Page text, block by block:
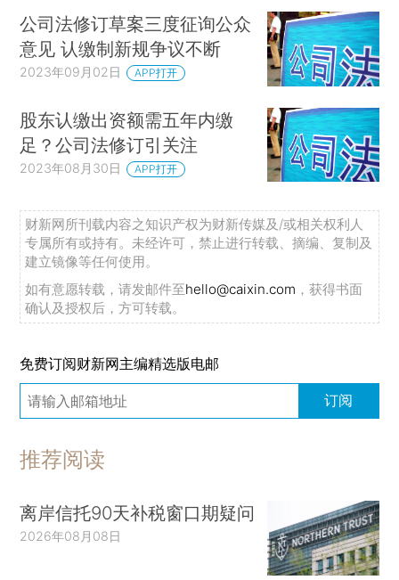
公司法修订草案三度征询公众
意见 认缴制新规争议不断
2023年09月02日 APP打开
股东认缴出资额需五年内缴
足？公司法修订引关注
2023年08月30日 APP打开
财新网所刊载内容之知识产权为财新传媒及/或相关权利人
专属所有或持有。未经许可，禁止进行转载、摘编、复制及
建立镜像等任何使用。
如有意愿转载，请发邮件至hello@caixin.com ，获得书面
确认及授权后，方可转载。
免费订阅财新网主编精选版电邮
订阅
推荐阅读
离岸信托90天补税窗口期疑问
2026年08月08日